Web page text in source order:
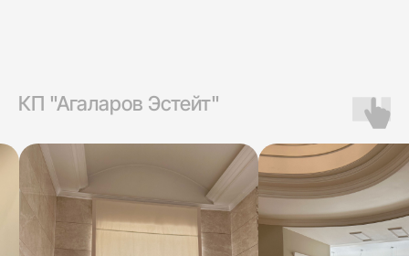
КП "Агаларов Эстейт"